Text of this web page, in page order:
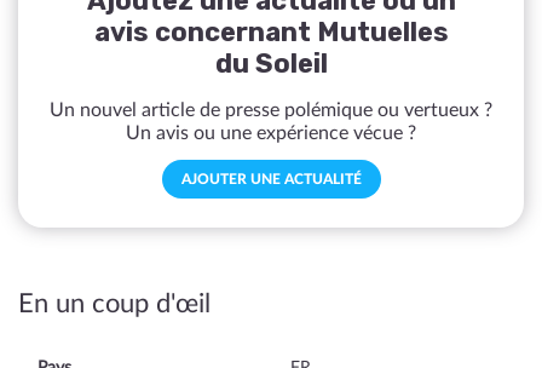
avis concernant Mutuelles
du Soleil
Un nouvel article de presse polémique ou vertueux ?
Un avis ou une expérience vécue ?
AJOUTER UNE ACTUALITÉ
En un coup d'œil